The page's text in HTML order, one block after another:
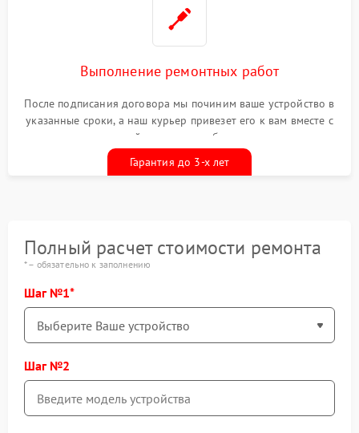
Выполнение ремонтных работ
После подписания договора мы починим ваше устройство в
указанные сроки, а наш курьер привезет его к вам вместе с
гарантийным талоном бесплатно
Гарантия до 3-х лет
Полный расчет стоимости ремонта
* – обязательно к заполнению
Шаг №1
Шаг №2